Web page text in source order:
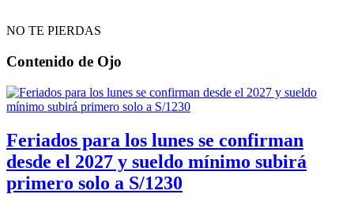
NO TE PIERDAS
Contenido de Ojo
Feriados para los lunes se confirman
desde el 2027 y sueldo mínimo subirá
primero solo a S/1230